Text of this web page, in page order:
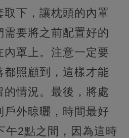
下，讓枕頭的內罩
需要將之前配置好的
罩上。注意一定要
都照顧到，這樣才能
情況。最後，將處
外晾曬，時間最好
午2點之間，因為這時